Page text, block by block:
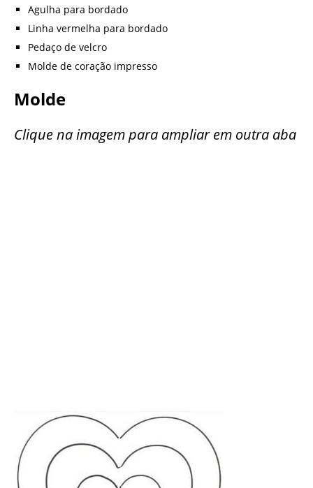
Agulha para bordado
Linha vermelha para bordado
Pedaço de velcro
Molde de coração impresso
Molde
Clique na imagem para ampliar em outra aba